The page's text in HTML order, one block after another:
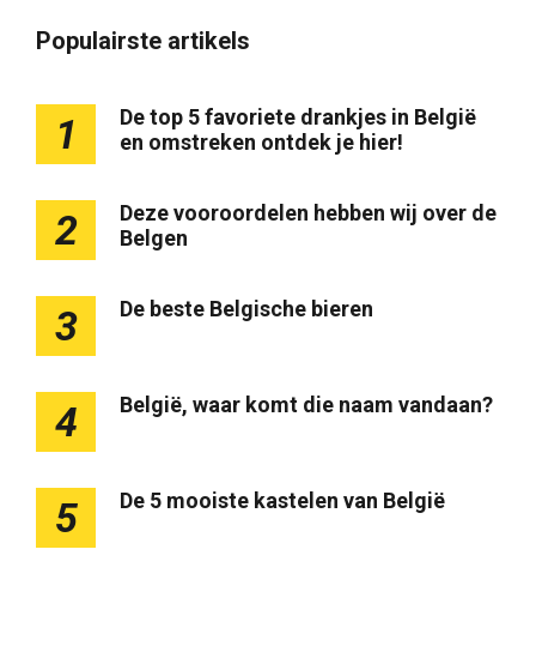
Populairste artikels
1
De top 5 favoriete drankjes in België
en omstreken ontdek je hier!
2
Deze vooroordelen hebben wij over de
Belgen
3 De beste Belgische bieren
4 België, waar komt die naam vandaan?
5 De 5 mooiste kastelen van België